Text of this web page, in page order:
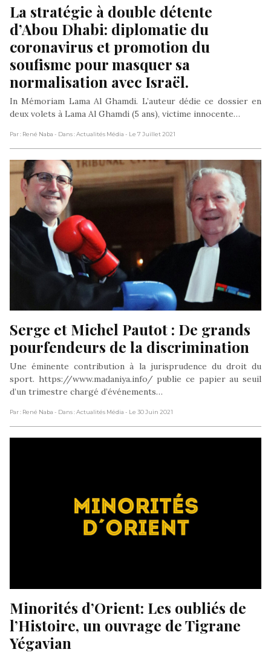
La stratégie à double détente
d’Abou Dhabi: diplomatie du
coronavirus et promotion du
soufisme pour masquer sa
normalisation avec Israël.
In Mémoriam Lama Al Ghamdi. L’auteur dédie ce dossier en
deux volets à Lama Al Ghamdi (5 ans), victime innocente…
Par : René Naba - Dans : Actualités Média - Le 7 Juillet 2021
Serge et Michel Pautot : De grands
pourfendeurs de la discrimination
Une éminente contribution à la jurisprudence du droit du
sport. https://www.madaniya.info/ publie ce papier au seuil
d’un trimestre chargé d’événements…
Par : René Naba - Dans : Actualités Média - Le 30 Juin 2021
Minorités d’Orient: Les oubliés de
l’Histoire, un ouvrage de Tigrane
Yégavian